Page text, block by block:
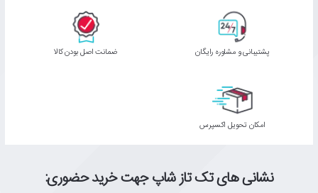
پشتیبانی و مشاوره رایگان ﺿﻤﺎﻧﺖ اﺻﻞ ﺑﻮدن ﮐﺎﻟﺎ
اﻣﮑﺎن ﺗﺤﻮﯾﻞ اﮐﺴﭙﺮس
نشانی های تک تاز شاپ جهت خرید حضوری: